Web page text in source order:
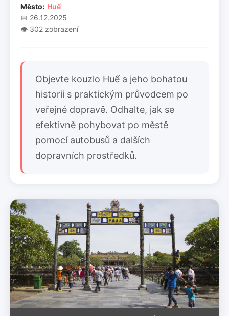
Město: Huế
📅 26.12.2025
👁️ 302 zobrazení
Objevte kouzlo Huế a jeho bohatou
historii s praktickým průvodcem po
veřejné dopravě. Odhalte, jak se
efektivně pohybovat po městě
pomocí autobusů a dalších
dopravních prostředků.